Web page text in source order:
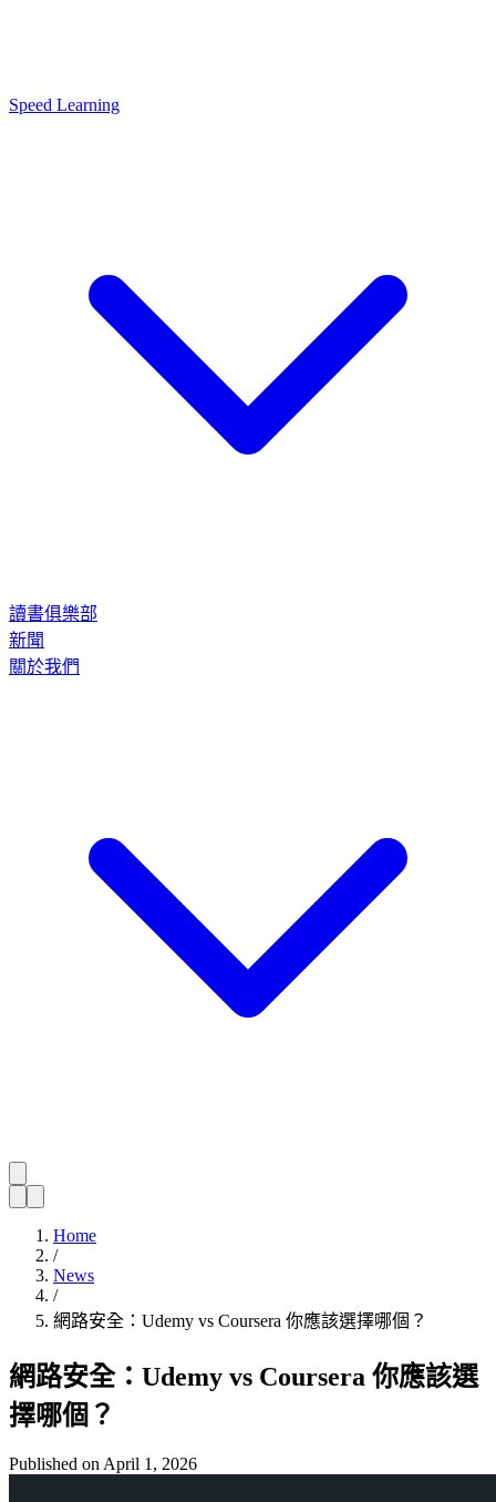
Speed Learning
讀書俱樂部
新聞
關於我們
Home
/
News
/
網路安全：Udemy vs Coursera 你應該選擇哪個？
網路安全：Udemy vs Coursera 你應該選
擇哪個？
Published on April 1, 2026